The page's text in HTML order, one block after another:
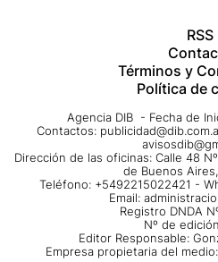
RSS
Términos y
Política de
Agencia DIB - Fecha de
Contactos:
Dirección de las oficinas: Calle 48
de Buenos
Teléfono: +5492215022421 -
Email:
Registro DNDA
Nº de
Editor Responsable:
Empresa propietaria del